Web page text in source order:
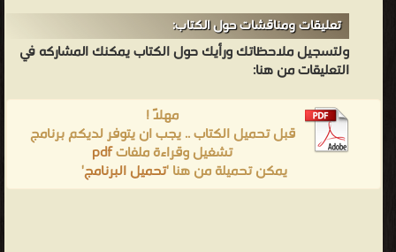
تعليقات ومناقشات حول الكتاب:
ولتسجيل ملاحظاتك ورأيك حول الكتاب يمكنك المشاركه في
التعليقات من هنا:
مهلاً !
قبل تحميل الكتاب .. يجب ان يتوفر لديكم برنامج
تشغيل وقراءة ملفاتpdf
يمكن تحميلة من هنا 'تحميل البرنامج'